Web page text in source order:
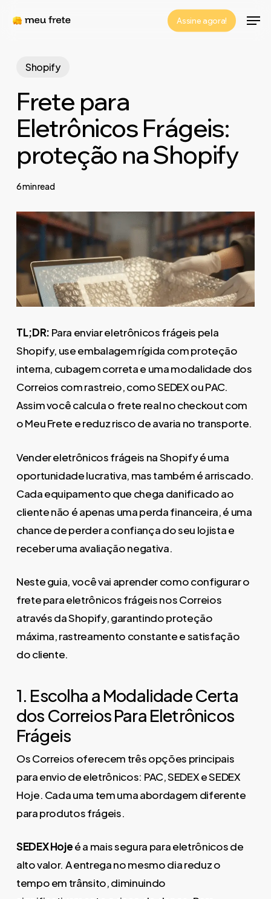
content
Assine agora!
Shopify
Frete para
Eletrônicos Frágeis:
proteção na Shopify
6 min read
TL;DR: Para enviar eletrônicos frágeis pela
Shopify, use embalagem rígida com proteção
interna, cubagem correta e uma modalidade dos
Correios com rastreio, como SEDEX ou PAC.
Assim você calcula o frete real no checkout com
o Meu Frete e reduz risco de avaria no transporte.
Vender eletrônicos frágeis na Shopify é uma
oportunidade lucrativa, mas também é arriscado.
Cada equipamento que chega danificado ao
cliente não é apenas uma perda financeira, é uma
chance de perder a confiança do seu lojista e
receber uma avaliação negativa.
Neste guia, você vai aprender como configurar o
frete para eletrônicos frágeis nos Correios
através da Shopify, garantindo proteção
máxima, rastreamento constante e satisfação
do cliente.
1. Escolha a Modalidade Certa
dos Correios Para Eletrônicos
Frágeis
Os Correios oferecem três opções principais
para envio de eletrônicos: PAC, SEDEX e SEDEX
Hoje. Cada uma tem uma abordagem diferente
para produtos frágeis.
SEDEX Hojeé a mais segura para eletrônicos de
alto valor. A entrega no mesmo dia reduz o
tempo em trânsito, diminuindo